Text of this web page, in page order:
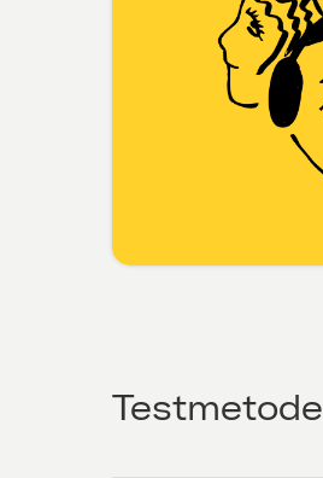
Testmetode